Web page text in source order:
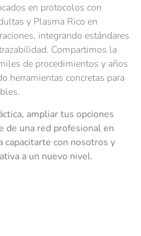
en protocolos con
y Plasma Rico en
integrando estándares
Compartimos la
de procedimientos y años
herramientas concretas para
ampliar tus opciones
de una red profesional en
con nosotros y
a un nuevo nivel.